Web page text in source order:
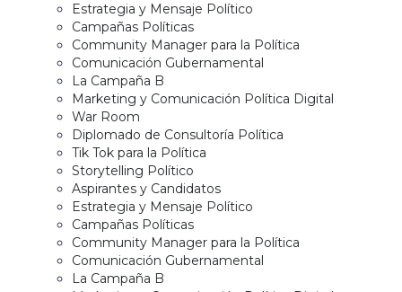
Estrategia y Mensaje Político
Campañas Políticas
Community Manager para la Política
Comunicación Gubernamental
La Campaña B
Marketing y Comunicación Política Digital
War Room
Diplomado de Consultoría Política
Tik Tok para la Política
Storytelling Político
Aspirantes y Candidatos
Estrategia y Mensaje Político
Campañas Políticas
Community Manager para la Política
Comunicación Gubernamental
La Campaña B